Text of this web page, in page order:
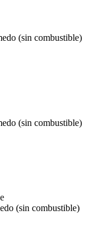
(sin combustible)
(sin combustible)
(sin combustible)